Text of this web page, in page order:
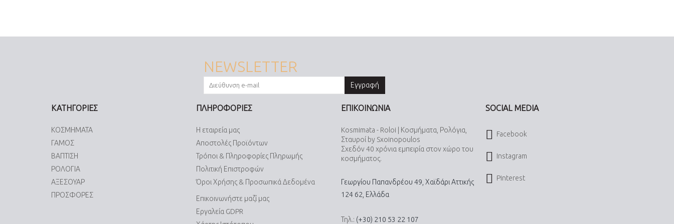
NEWSLETTER
Εγγραφή
ΚΑΤΗΓΟΡΙΕΣ
ΚΟΣΜΗΜΑΤΑ
ΓΑΜΟΣ
ΒΑΠΤΙΣΗ
ΡΟΛΟΓΙΑ
ΑΞΕΣΟΥΑΡ
ΠΡΟΣΦΟΡΕΣ
ΠΛΗΡΟΦΟΡΙΕΣ
Η εταιρεία μας
Αποστολές Προϊόντων
Τρόποι & Πληροφορίες Πληρωμής
Πολιτική Επιστροφών
Όροι Χρήσης & Προσωπικά Δεδομένα
Επικοινωνήστε μαζί μας
Εργαλεία GDPR
ΕΠΙΚΟΙΝΩΝΙΑ
Kosmimata - Roloi | Κοσμήματα, Ρολόγια,
Σταυροί by Sxoinopoulos
Σχεδόν 40 χρόνια εμπειρία στον χώρο του
κοσμήματος.
Γεωργίου Παπανδρέου 49, Χαϊδάρι Αττικής
124 62, Ελλάδα
Τηλ.: (+30) 210 53 22 107
SOCIAL MEDIA
Facebook
Instagram
Pinterest